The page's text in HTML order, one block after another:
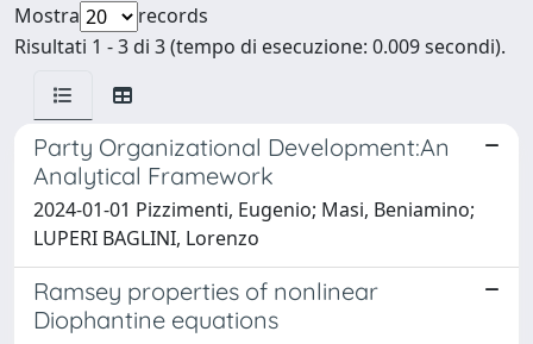
Mostra
records
Risultati 1 - 3 di 3 (tempo di esecuzione: 0.009 secondi).
Party Organizational Development:An
Analytical Framework
2024-01-01 Pizzimenti, Eugenio; Masi, Beniamino;
LUPERI BAGLINI, Lorenzo
Ramsey properties of nonlinear
Diophantine equations